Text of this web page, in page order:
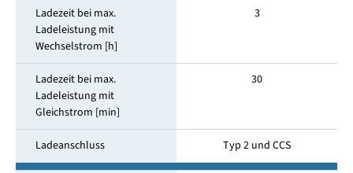
Ladezeit bei max.
Ladeleistung mit
Wechselstrom [h]
3
Ladezeit bei max.
Ladeleistung mit
Gleichstrom [min]
30
Ladeanschluss Typ 2 und CCS